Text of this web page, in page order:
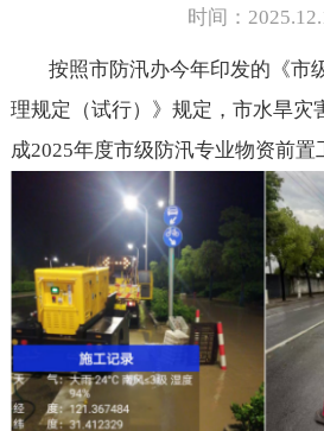
时间：
按照市防汛办今年印发的《市
理规定（试行）》规定，市水旱灾
成2025年度市级防汛专业物资前置